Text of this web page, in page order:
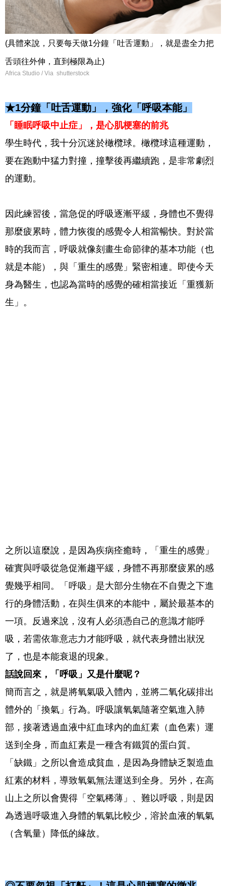
(具體來說，只要每天做1分鐘「吐舌運動」，就是盡全力把
舌頭往外伸，直到極限為止)
Africa Studio / Via shutterstock
★1分鐘「吐舌運動」，強化「呼吸本能」
「睡眠呼吸中止症」
，是心肌梗塞的前兆
學生時代，我十分沉迷於橄欖球。橄欖球這種運動，
要在跑動中猛力對撞，撞擊後再繼續跑，是非常劇烈
的運動。
因此練習後，當急促的呼吸逐漸平緩，身體也不覺得
那麼疲累時，體力恢復的感覺令人相當暢快。對於當
時的我而言，呼吸就像刻畫生命節律的基本功能（也
就是本能），與「重生的感覺」緊密相連。即使今天
身為醫生，也認為當時的感覺的確相當接近「重獲新
生」。
之所以這麼說，是因為疾病痊癒時，「重生的感覺」
確實與呼吸從急促漸趨平緩，身體不再那麼疲累的感
覺幾乎相同。「呼吸」是大部分生物在不自覺之下進
行的身體活動，在與生俱來的本能中，屬於最基本的
一項。反過來說，沒有人必須憑自己的意識才能呼
吸，若需依靠意志力才能呼吸，就代表身體出狀況
了，也是本能衰退的現象。
話說回來，「呼吸」又是什麼呢？
簡而言之，就是將氧氣吸入體內，並將二氧化碳排出
體外的「換氣」行為。呼吸讓氧氣隨著空氣進入肺
部，接著透過血液中紅血球內的血紅素（血色素）運
送到全身，而血紅素是一種含有鐵質的蛋白質。
「缺鐵」之所以會造成貧血，是因為身體缺乏製造血
紅素的材料，導致氧氣無法運送到全身。另外，在高
山上之所以會覺得「空氣稀薄」、難以呼吸，則是因
為透過呼吸進入身體的氧氣比較少，溶於血液的氧氣
（含氧量）降低的緣故。